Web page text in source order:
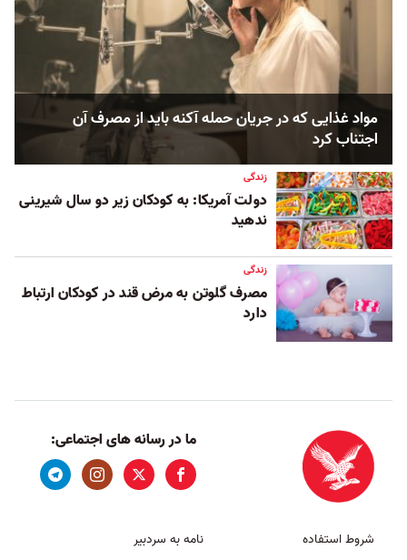
مواد غذایی که در جریان حمله آکنه باید از مصرف آن
اجتناب کرد
زندگی
دولت آمریکا: به کودکان زیر دو سال شیرینی
ندهید
زندگی
مصرف گلوتن به مرض قند در کودکان ارتباط
دارد
ما در رسانه های اجتماعی:
شروط استفاده
نامه به سردبیر